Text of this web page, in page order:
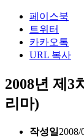
페이스북
트위터
카카오톡
URL 복사
2008년 제3
리마)
작성일 2008/